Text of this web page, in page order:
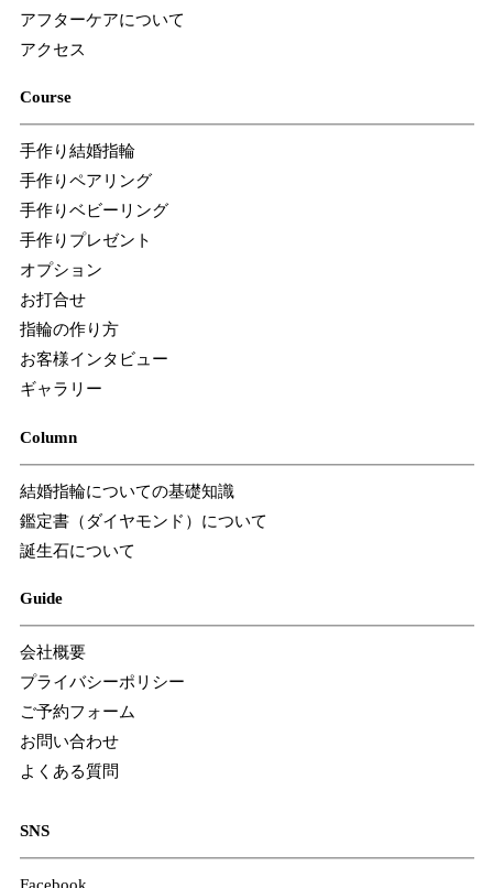
アフターケアについて
アクセス
Course
手作り結婚指輪
手作りペアリング
手作りベビーリング
手作りプレゼント
オプション
お打合せ
指輪の作り方
お客様インタビュー
ギャラリー
Column
結婚指輪についての基礎知識
鑑定書（ダイヤモンド）について
誕生石について
Guide
会社概要
プライバシーポリシー
ご予約フォーム
お問い合わせ
よくある質問
SNS